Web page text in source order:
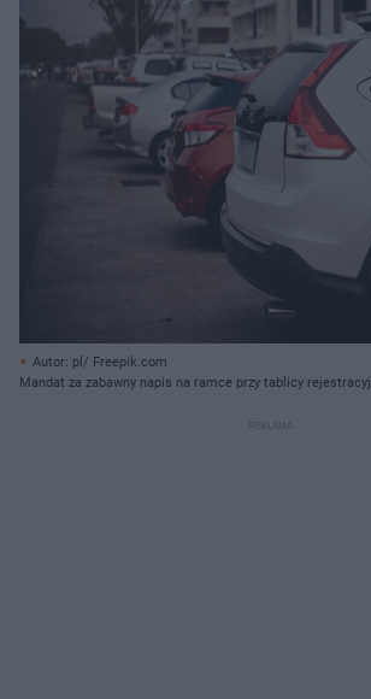
Autor: pl/ Freepik.com
Mandat za zabawny napis na ramce przy tablicy